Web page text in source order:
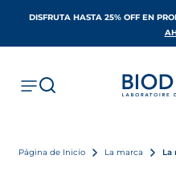
DISFRUTA HASTA 25% OFF EN
Página de Inicio La marca La